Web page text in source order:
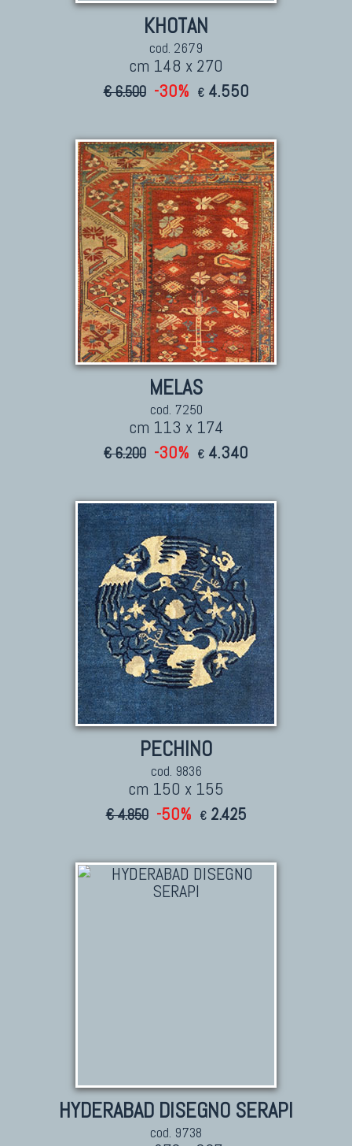
KHOTAN
cod. 2679
cm 148 x 270
€ 6.500 -30% € 4.550
MELAS
cod. 7250
cm 113 x 174
€ 6.200 -30% € 4.340
PECHINO
cod. 9836
cm 150 x 155
€ 4.850 -50% € 2.425
HYDERABAD DISEGNO SERAPI
cod. 9738